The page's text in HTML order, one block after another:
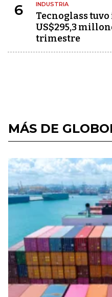
6 INDUSTRIA
Tecnoglass
US$295,3
trimestre
MÁS DE